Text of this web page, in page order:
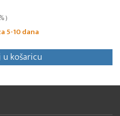
)
5-10 dana
u košaricu